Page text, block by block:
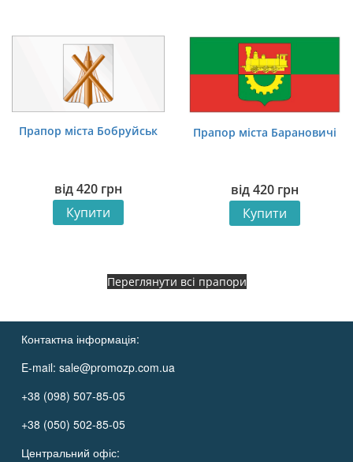
Прапор міста Бобруйськ
від420 грн
Купити
Прапор міста Барановичі
від420 грн
Купити
Переглянути всі прапори
Контактна інформація:
E-mail: sale@promozp.com.ua
+38 (098) 507-85-05
+38 (050) 502-85-05
Центральний офіс: